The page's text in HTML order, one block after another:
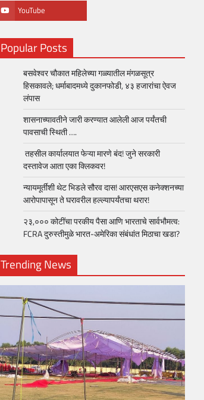
YouTube
Popular Posts
बसवेश्वर चौकात महिलेच्या गळ्यातील मंगळसूत्र
हिसकावले; धर्माबादमध्ये दुकानफोडी, ४३ हजारांचा ऐवज
लंपास
शासनाच्यावतीने जारी करण्यात आलेली आज पर्यंतची
पावसाची स्थिती ….
तहसील कार्यालयात फेऱ्या मारणे बंद! जुने सरकारी
दस्तावेज आता एका क्लिकवर!
न्यायमूर्तींशी थेट भिडले सौरव दास! आरएसएस कनेक्शनच्या
आरोपापासून ते घरावरील हल्ल्यापर्यंतचा थरार!
२३,००० कोटींचा परकीय पैसा आणि भारताचे सार्वभौमत्व:
FCRA दुरुस्तीमुळे भारत-अमेरिका संबंधांत मिठाचा खडा?
Trending News